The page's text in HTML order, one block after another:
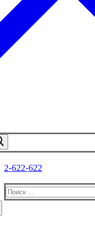
2-622-622